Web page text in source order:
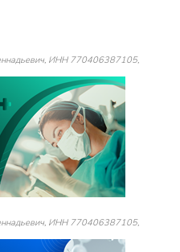
ИНН 770406387105,
ИНН 770406387105,